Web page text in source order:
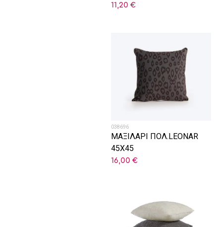
11,20 €
038696
ΜΑΞΙΛΑΡΙ ΠΟΛ.LEONAR
45X45
16,00 €